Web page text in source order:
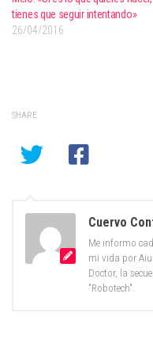
tienes que seguir intentando»
26/04/2016
SHARE
Cuervo
Me informo
mi vida por
Doctor, la
"Robotech".